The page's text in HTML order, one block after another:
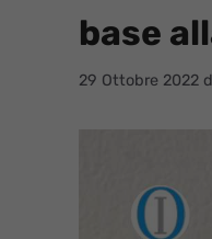
base
29 Ottobre 2022